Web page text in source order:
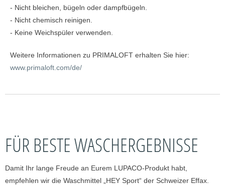
- Nicht bleichen, bügeln oder dampfbügeln.
- Nicht chemisch reinigen.
- Keine Weichspüler verwenden.
Weitere Informationen zu PRIMALOFT erhalten Sie hier:
www.primaloft.com/de/
FÜR BESTE WASCHERGEBNISSE
Damit Ihr lange Freude an Eurem LUPACO-Produkt habt,
empfehlen wir die Waschmittel „HEY Sport“ der Schweizer Effax.